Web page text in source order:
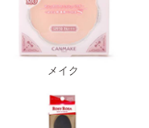
メイク